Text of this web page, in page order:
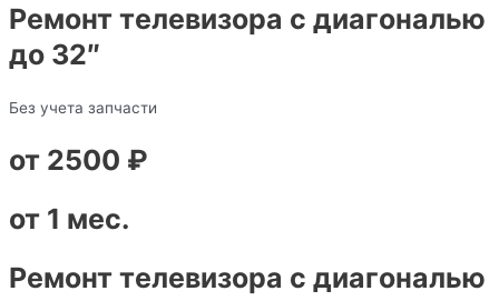
Ремонт телевизора с диагональю
до 32″
Без учета запчасти
от 2500 ₽
от 1 мес.
Ремонт телевизора с диагональю